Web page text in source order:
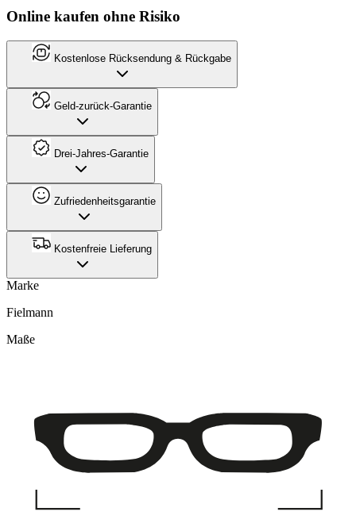
Online kaufen ohne Risiko
Kostenlose Rücksendung & Rückgabe
Geld-zurück-Garantie
Drei-Jahres-Garantie
Zufriedenheitsgarantie
Kostenfreie Lieferung
Marke
Fielmann
Maße